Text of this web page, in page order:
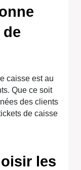
caisse est au
Que ce soit
des clients
de caisse
les